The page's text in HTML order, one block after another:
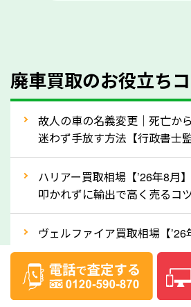
人気の車種は廃車の状態でも、高
産車は高く買取が可能です。「廃
なら廃車の車も適正価格で買取で
拒否となった車も価格がつく可能
ずに福岡県の「ソコカラ」にご
でも高価買取が可能なケースは珍
はWebで簡単にできる無料査定
実際の買取実績を、車のメーカ
実績」で確認できます。
廃車買取のお役立ち
故人の車の名義変更｜死亡か
迷わず手放す方法【行政書士監
ハリアー買取相場【’26年8月
叩かれずに輸出で高く売るコ
ヴェルファイア買取相場【
でも「輸出」で高く売るコツ
デリカD:5買取相場【’26年8月